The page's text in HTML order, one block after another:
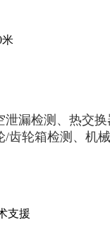
米
漏检测、热交
轮箱检测、机
支援